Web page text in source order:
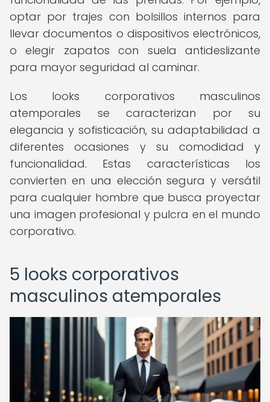
optar por trajes con bolsillos internos para
llevar documentos o dispositivos electrónicos,
o elegir zapatos con suela antideslizante
para mayor seguridad al caminar.
Los looks corporativos masculinos
atemporales se caracterizan por su
elegancia y sofisticación, su adaptabilidad a
diferentes ocasiones y su comodidad y
funcionalidad. Estas características los
convierten en una elección segura y versátil
para cualquier hombre que busca proyectar
una imagen profesional y pulcra en el mundo
corporativo.
5 looks corporativos
masculinos atemporales